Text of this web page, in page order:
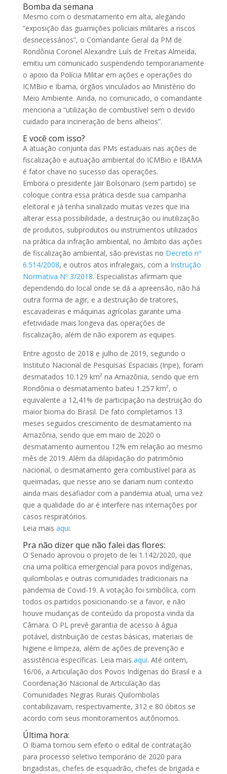
Bomba da semana
Mesmo com o desmatamento em alta, alegando
“exposição das guarnições policiais militares a riscos
desnecessários”, o Comandante Geral da PM de
Rondônia Coronel Alexandre Luís de Freitas Almeida,
emitiu um comunicado suspendendo temporariamente
o apoio da Polícia Militar em ações e operações do
ICMBio e Ibama, órgãos vinculados ao Ministério do
Meio Ambiente. Ainda, no comunicado, o comandante
menciona a “utilização de combustível sem o devido
cuidado para incineração de bens alheios”.
E você com isso?
A atuação conjunta das PMs estaduais nas ações de
fiscalização e autuação ambiental do ICMBio e IBAMA
é fator chave no sucesso das operações.
Embora o presidente Jair Bolsonaro (sem partido) se
coloque contra essa prática desde sua campanha
eleitoral e já tenha sinalizado muitas vezes que iria
alterar essa possibilidade, a destruição ou inutilização
de produtos, subprodutos ou instrumentos utilizados
na prática da infração ambiental, no âmbito das ações
de fiscalização ambiental, são previstas no Decreto nº
6.514/2008, e outros atos infralegais, com a Instrução
Normativa Nº 3/2018. Especialistas afirmam que
dependendo do local onde se dá a apreensão, não há
outra forma de agir, e a destruição de tratores,
escavadeiras e máquinas agrícolas garante uma
efetividade mais longeva das operações de
fiscalização, além de não exporem as equipes.
Entre agosto de 2018 e julho de 2019, segundo o
Instituto Nacional de Pesquisas Espaciais (Inpe), foram
desmatados 10.129 km² na Amazônia, sendo que em
Rondônia o desmatamento bateu 1.257 km², o
equivalente a 12,41% de participação na destruição do
maior bioma do Brasil. De fato completamos 13
meses seguidos crescimento de desmatamento na
Amazônia, sendo que em maio de 2020 o
desmatamento aumentou 12% em relação ao mesmo
mês de 2019. Além da dilapidação do patrimônio
nacional, o desmatamento gera combustível para as
queimadas, que nesse ano se dariam num contexto
ainda mais desafiador com a pandemia atual, uma vez
que a qualidade do ar é interfere nas internações por
casos respiratórios.
Leia mais aqui.
Pra não dizer que não falei das flores:
O Senado aprovou o projeto de lei 1.142/2020, que
cria uma política emergencial para povos indígenas,
quilombolas e outras comunidades tradicionais na
pandemia de Covid-19. A votação foi simbólica, com
todos os partidos posicionando-se a favor, e não
houve mudanças de conteúdo da proposta vinda da
Câmara. O PL prevê garantia de acesso à água
potável, distribuição de cestas básicas, materiais de
higiene e limpeza, além de ações de prevenção e
assistência específicas. Leia mais aqui. Até ontem,
16/06, a Articulação dos Povos Indígenas do Brasil e a
Coordenação Nacional de Articulação das
Comunidades Negras Rurais Quilombolas
contabilizavam, respectivamente, 312 e 80 óbitos se
acordo com seus monitoramentos autônomos.
Última hora:
O Ibama tornou sem efeito o edital de contratação
para processo seletivo temporário de 2020 para
brigadistas, chefes de esquadrão, chefes de brigada e